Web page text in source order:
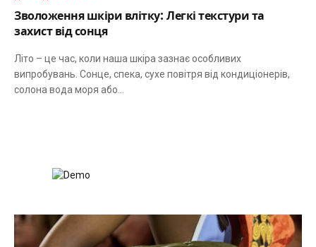
Зволоження шкіри влітку: Легкі текстури та
захист від сонця
Літо – це час, коли наша шкіра зазнає особливих
випробувань. Сонце, спека, сухе повітря від кондиціонерів,
солона вода моря або…